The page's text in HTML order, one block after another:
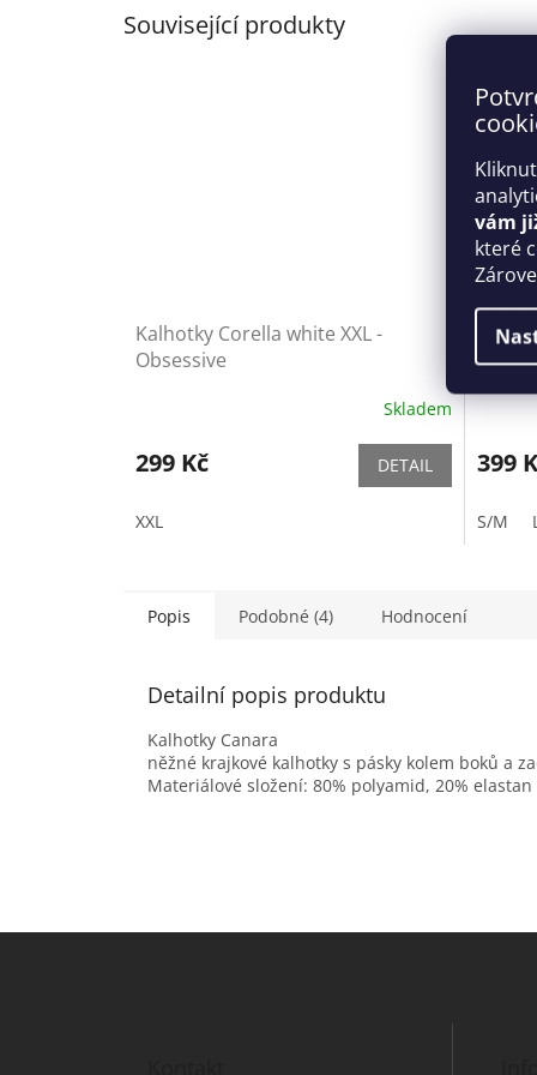
vám
které
Související produkty
Kalhotky Corella white XXL -
Obsessive
Skladem
299 Kč DETAIL
XXL
-
399
S/M
Popis Podobné (4) Hodnocení
Detailní popis produktu
Kalhotky Canara
něžné krajkové kalhotky s pásky kolem boků a
Materiálové složení: 80% polyamid, 20% elastan
Z